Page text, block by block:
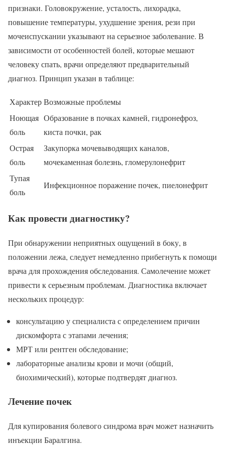
признаки. Головокружение, усталость, лихорадка,
повышение температуры, ухудшение зрения, рези при
мочеиспускании указывают на серьезное заболевание. В
зависимости от особенностей болей, которые мешают
человеку спать, врачи определяют предварительный
диагноз. Принцип указан в таблице:
ХарактерВозможные проблемы
Ноющая
боль
Образование в почках камней, гидронефроз,
киста почки, рак
Острая
боль
Закупорка мочевыводящих каналов,
мочекаменная болезнь, гломерулонефрит
Тупая
боль
Инфекционное поражение почек, пиелонефрит
Как провести диагностику?
При обнаружении неприятных ощущений в боку, в
положении лежа, следует немедленно прибегнуть к помощи
врача для прохождения обследования. Самолечение может
привести к серьезным проблемам. Диагностика включает
нескольких процедур:
консультацию у специалиста с определением причин
дискомфорта с этапами лечения;
МРТ или рентген обследование;
лабораторные анализы крови и мочи (общий,
биохимический), которые подтвердят диагноз.
Лечение почек
Для купирования болевого синдрома врач может назначить
инъекции Баралгина.